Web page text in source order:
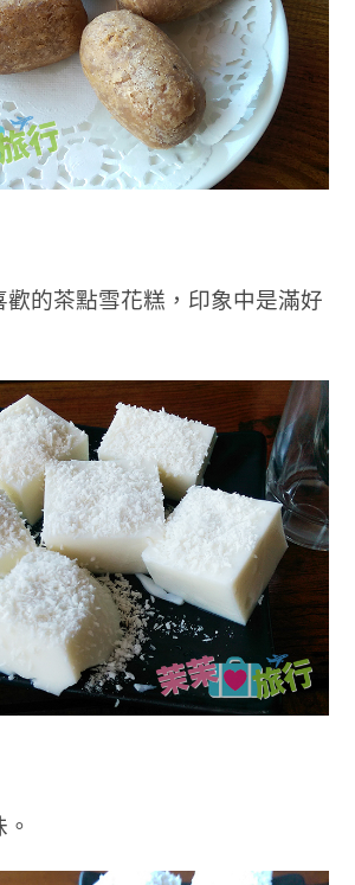
的茶點雪花糕，印象中是滿好